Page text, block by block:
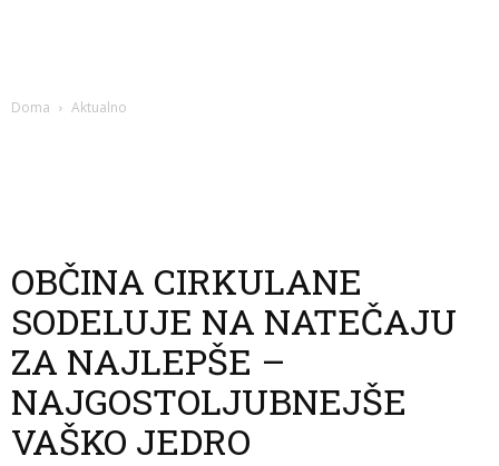
Doma Aktualno
OBČINA CIRKULANE
SODELUJE NA NATEČAJU
ZA NAJLEPŠE –
NAJGOSTOLJUBNEJŠE
VAŠKO JEDRO